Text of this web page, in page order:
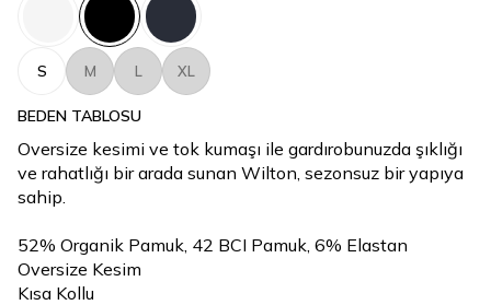
S M L XL
BEDEN TABLOSU
Oversize kesimi ve tok kumaşı ile gardırobunuzda şıklığı
ve rahatlığı bir arada sunan Wilton, sezonsuz bir yapıya
sahip.
52% Organik Pamuk, 42 BCI Pamuk, 6% Elastan
Oversize Kesim
Kısa Kollu